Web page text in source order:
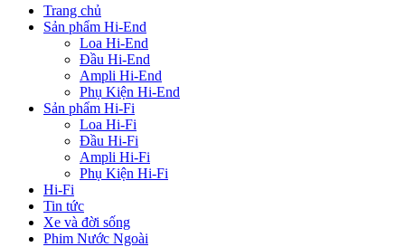
Trang chủ
Sản phẩm Hi-End
Loa Hi-End
Đầu Hi-End
Ampli Hi-End
Phụ Kiện Hi-End
Sản phẩm Hi-Fi
Loa Hi-Fi
Đầu Hi-Fi
Ampli Hi-Fi
Phụ Kiện Hi-Fi
Hi-Fi
Tin tức
Xe và đời sống
Phim Nước Ngoài